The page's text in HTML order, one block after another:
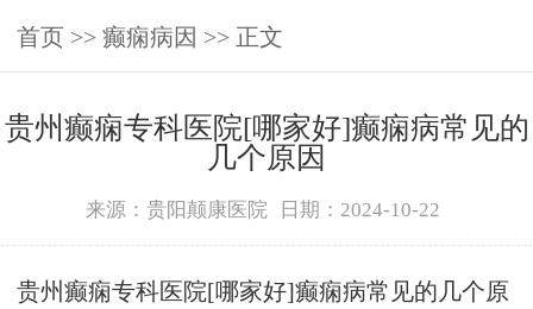
首页 >> 癫痫病因 >> 正文
贵州癫痫专科医院[哪家好]癫痫病常见的
几个原因
来源：贵阳颠康医院 日期：2024-10-22
贵州癫痫专科医院[哪家好]癫痫病常见的几个原